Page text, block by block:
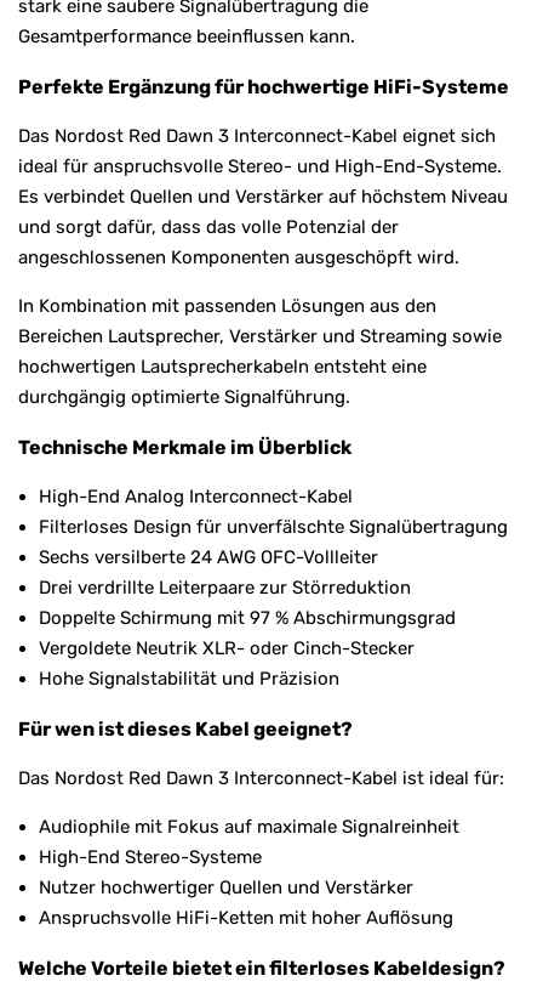
stark eine saubere Signalübertragung die
Gesamtperformance beeinflussen kann.
Perfekte Ergänzung für hochwertige HiFi-Systeme
Das Nordost Red Dawn 3 Interconnect-Kabel eignet sich
ideal für anspruchsvolle Stereo- und High-End-Systeme.
Es verbindet Quellen und Verstärker auf höchstem Niveau
und sorgt dafür, dass das volle Potenzial der
angeschlossenen Komponenten ausgeschöpft wird.
In Kombination mit passenden Lösungen aus den
Bereichen Lautsprecher, Verstärker und Streaming sowie
hochwertigen Lautsprecherkabeln entsteht eine
durchgängig optimierte Signalführung.
Technische Merkmale im Überblick
High-End Analog Interconnect-Kabel
Filterloses Design für unverfälschte Signalübertragung
Sechs versilberte 24 AWG OFC-Vollleiter
Drei verdrillte Leiterpaare zur Störreduktion
Doppelte Schirmung mit 97 % Abschirmungsgrad
Vergoldete Neutrik XLR- oder Cinch-Stecker
Hohe Signalstabilität und Präzision
Für wen ist dieses Kabel geeignet?
Das Nordost Red Dawn 3 Interconnect-Kabel ist ideal für:
Audiophile mit Fokus auf maximale Signalreinheit
High-End Stereo-Systeme
Nutzer hochwertiger Quellen und Verstärker
Anspruchsvolle HiFi-Ketten mit hoher Auflösung
Welche Vorteile bietet ein filterloses Kabeldesign?